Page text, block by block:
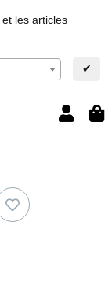
les articles
✔